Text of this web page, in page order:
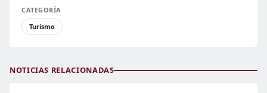
CATEGORÍA
Turismo
NOTICIAS RELACIONADAS